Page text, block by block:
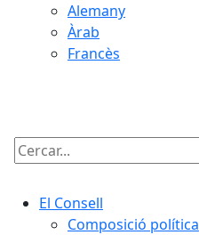
Alemany
Àrab
Francès
Cercar:
El Consell
Composició política